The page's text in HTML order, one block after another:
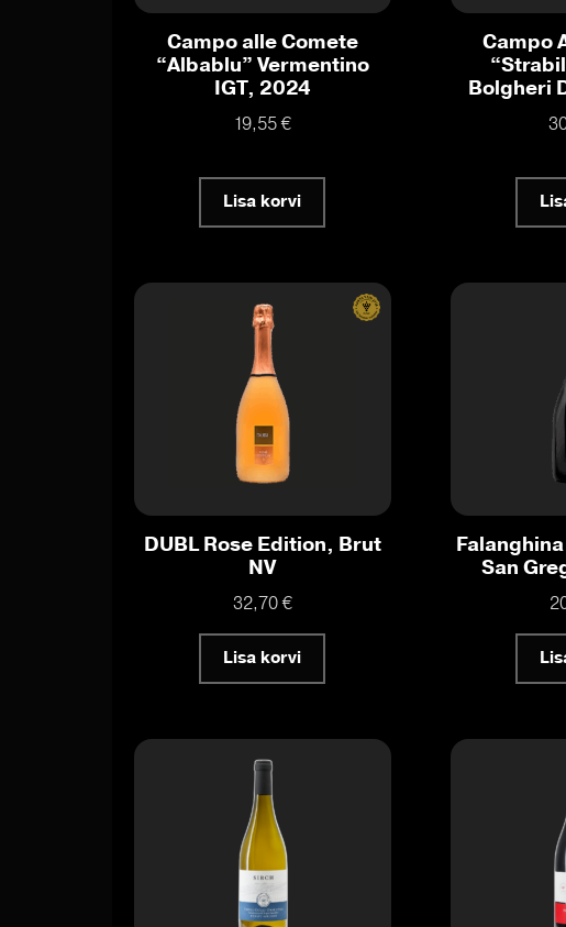
Campo alle Comete
“Albablu” Vermentino
IGT, 2024
19,55€
Lisa korvi
Campo
Bolgheri
DUBL Rose Edition, Brut
NV
32,70€
Lisa korvi
San